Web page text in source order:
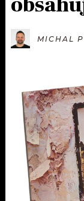
ROZHOVORY
KVÍZY
VIP
TRENDY
KULTURA
RÁDIO
APLIKACE
PLAYLIST
JAK NALADIT
SOUTĚŽE
MICHAL